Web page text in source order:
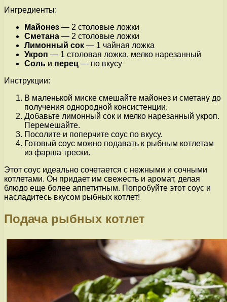
Ингредиенты:
Майонез — 2 столовые ложки
Сметана — 2 столовые ложки
Лимонный сок — 1 чайная ложка
Укроп — 1 столовая ложка, мелко нарезанный
Соль и перец — по вкусу
Инструкции:
В маленькой миске смешайте майонез и сметану до
получения однородной консистенции.
Добавьте лимонный сок и мелко нарезанный укроп.
Перемешайте.
Посолите и поперчите соус по вкусу.
Готовый соус можно подавать к рыбным котлетам
из фарша трески.
Этот соус идеально сочетается с нежными и сочными
котлетами. Он придает им свежесть и аромат, делая
блюдо еще более аппетитным. Попробуйте этот соус и
насладитесь вкусом рыбных котлет!
Подача рыбных котлет